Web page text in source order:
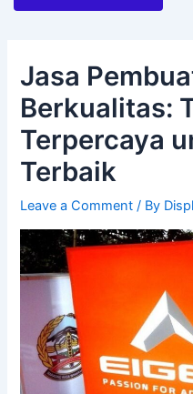
Jasa
Berkualitas:
Terpercaya
Terbaik
Leave a Comment / By